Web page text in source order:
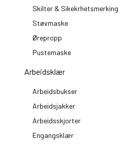
Skilter & Sikekrhetsmerking
Støvmaske
Ørepropp
Pustemaske
Arbeidsklær
Arbeidsbukser
Arbeidsjakker
Arbeidsskjorter
Engangsklær